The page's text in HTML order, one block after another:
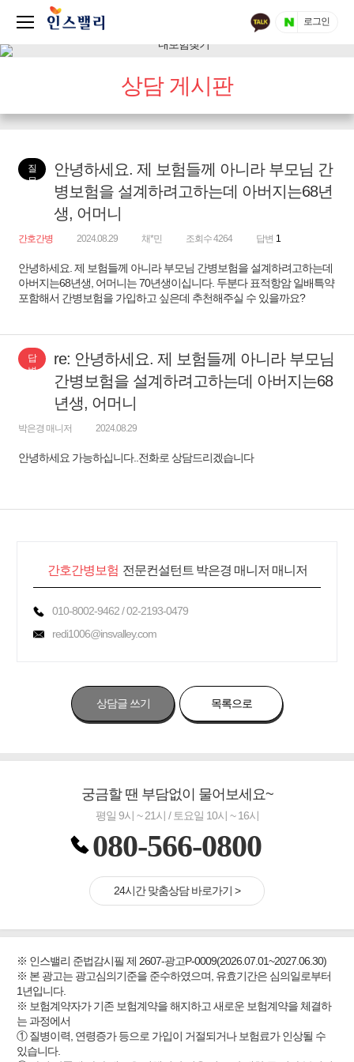
로그인
상담 게시판
질
문
안녕하세요. 제 보험들께 아니라 부모님 간
병보험을 설계하려고하는데 아버지는68년
생, 어머니
간호간병 2024.08.29 채*민 조회수 4264 답변 1
안녕하세요. 제 보험들께 아니라 부모님 간병보험을 설계하려고하는데
아버지는68년생, 어머니는 70년생이십니다. 두분다 표적항암 일배특약
포함해서 간병보험을 가입하고 싶은데 추천해주실 수 있을까요?
답
변
re: 안녕하세요. 제 보험들께 아니라 부모님
간병보험을 설계하려고하는데 아버지는68
년생, 어머니
박은경 매니저 2024.08.29
안녕하세요 가능하십니다..전화로 상담드리겠습니다
간호간병보험 전문컨설턴트 박은경 매니저 매니저
010-8002-9462 / 02-2193-0479
redi1006@insvalley.com
상담글 쓰기 목록으로
궁금할 땐 부담없이 물어보세요~
평일 9시 ~ 21시 / 토요일 10시 ~ 16시
080-566-0800
24시간 맞춤상담 바로가기 >
※ 인스밸리 준법감시필 제 2607-광고P-0009(2026.07.01~2027.06.30)
※ 본 광고는 광고심의기준을 준수하였으며, 유효기간은 심의일로부터
1년입니다.
※ 보험계약자가 기존 보험계약을 해지하고 새로운 보험계약을 체결하
는 과정에서
① 질병이력, 연령증가 등으로 가입이 거절되거나 보험료가 인상될 수
있습니다.